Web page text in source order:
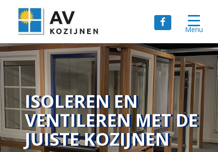
ISOLEREN EN
VENTILEREN MET DE
JUISTE KOZIJNEN
Menu